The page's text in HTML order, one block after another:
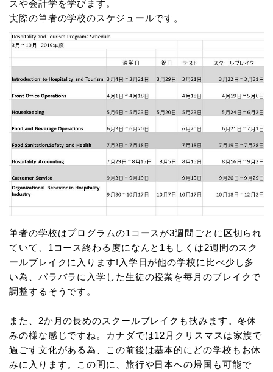
スや会計学を学びます。
実際の筆者の学校のスケジュールです。
筆者の学校はプログラムの1コースが3週間ごとに区切られ
ていて、1コース終わる度になんと1もしくは2週間のスク
ールブレイクに入ります!入学日が他の学校に比べ少し多
い為、バラバラに入学した生徒の授業を毎月のブレイクで
調整するそうです。
また、2か月の長めのスクールブレイクも挟みます。冬休
みの様な感じですね。カナダでは12月クリスマスは家族で
過ごす文化がある為、この前後は基本的にどの学校もお休
みに入ります。この間に、旅行や日本への帰国も可能で